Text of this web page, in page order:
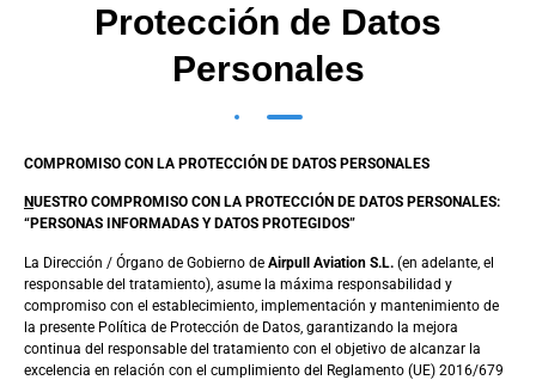
Protección de Datos
Personales
COMPROMISO CON LA PROTECCIÓN DE DATOS PERSONALES
NUESTRO COMPROMISO CON LA PROTECCIÓN DE DATOS PERSONALES:
“PERSONAS INFORMADAS Y DATOS PROTEGIDOS”
La Dirección / Órgano de Gobierno de Airpull Aviation S.L. (en adelante, el
responsable del tratamiento), asume la máxima responsabilidad y
compromiso con el establecimiento, implementación y mantenimiento de
la presente Política de Protección de Datos, garantizando la mejora
continua del responsable del tratamiento con el objetivo de alcanzar la
excelencia en relación con el cumplimiento del Reglamento (UE) 2016/679